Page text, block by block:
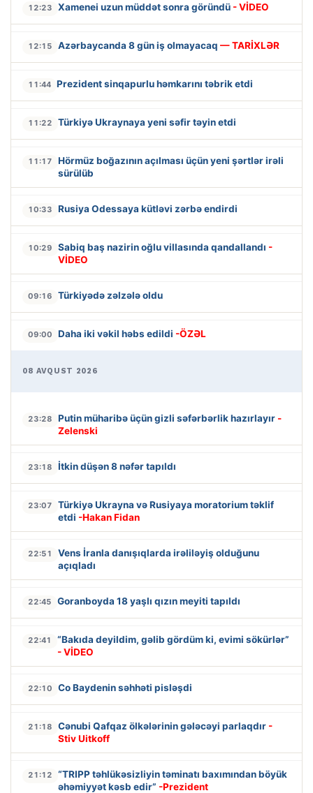
12:23 Xamenei uzun müddət sonra göründü - VİDEO
12:15 Azərbaycanda 8 gün iş olmayacaq — TARİXLƏR
11:44 Prezident sinqapurlu həmkarını təbrik etdi
11:22 Türkiyə Ukraynaya yeni səfir təyin etdi
11:17
Hörmüz boğazının açılması üçün yeni şərtlər irəli
sürülüb
10:33 Rusiya Odessaya kütləvi zərbə endirdi
10:29 Sabiq baş nazirin oğlu villasında qandallandı -
VİDEO
09:16 Türkiyədə zəlzələ oldu
09:00 Daha iki vəkil həbs edildi -ÖZƏL
08 AVQUST 2026
23:28 Putin müharibə üçün gizli səfərbərlik hazırlayır -
Zelenski
23:18 İtkin düşən 8 nəfər tapıldı
23:07
Türkiyə Ukrayna və Rusiyaya moratorium təklif
etdi -Hakan Fidan
22:51
Vens İranla danışıqlarda irəliləyiş olduğunu
açıqladı
22:45 Goranboyda 18 yaşlı qızın meyiti tapıldı
22:41
“Bakıda deyildim, gəlib gördüm ki, evimi sökürlər”
- VİDEO
22:10 Co Baydenin səhhəti pisləşdi
21:18 Cənubi Qafqaz ölkələrinin gələcəyi parlaqdır -
Stiv Uitkoff
21:12
“TRIPP təhlükəsizliyin təminatı baxımından böyük
əhəmiyyət kəsb edir” -Prezident